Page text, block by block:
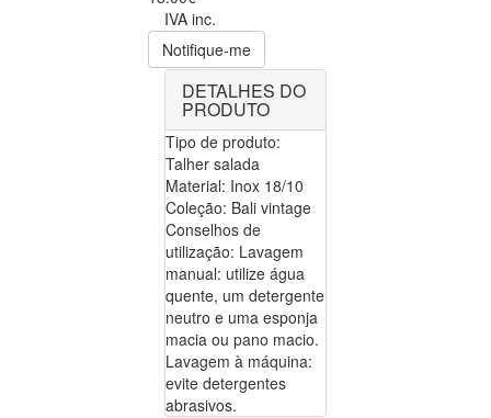
IVA inc.
Notifique-me
DETALHES DO
PRODUTO
Tipo de produto:
Talher salada
Material: Inox 18/10
Coleção: Bali vintage
Conselhos de
utilização: Lavagem
manual: utilize água
quente, um detergente
neutro e uma esponja
macia ou pano macio.
Lavagem à máquina:
evite detergentes
abrasivos.